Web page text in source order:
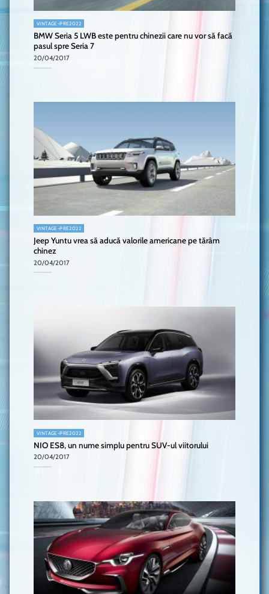
VINTAGE-PRE2022
BMW Seria 5 LWB este pentru chinezii care nu vor să facă
pasul spre Seria 7
20/04/2017
VINTAGE-PRE2022
Jeep Yuntu vrea să aducă valorile americane pe tărâm
chinez
20/04/2017
VINTAGE-PRE2022
NIO ES8, un nume simplu pentru SUV-ul viitorului
20/04/2017